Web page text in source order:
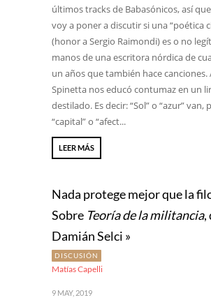
últimos tracks de Babasónicos, así
voy a poner a discutir si una “poética
(honor a Sergio Raimondi) es o no
manos de una escritora nórdica de
un años que también hace canciones.
Spinetta nos educó contumaz en un
destilado. Es decir: “Sol” o “azur” van,
“capital” o “afect...
LEER MÁS
Nada protege mejor que la
Sobre Teoría de la militancia,
Damián Selci »
DISCUSIÓN
Matías Capelli
9 MAY, 2019